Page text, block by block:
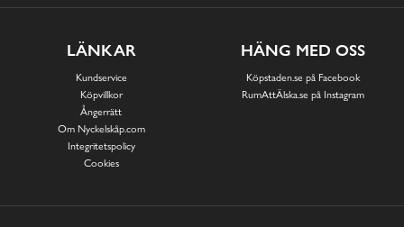
LÄNKAR
Kundservice
Köpvillkor
Ångerrätt
Om Nyckelskåp.com
Integritetspolicy
Cookies
HÄNG MED OSS
Köpstaden.se på Facebook
RumAttÄlska.se på Instagram